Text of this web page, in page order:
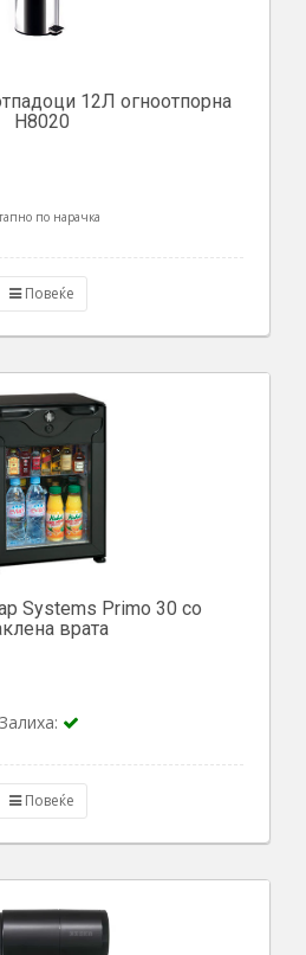
12Л огноотпорна
H8020
по нарачка
Повеќе
Systems Primo 30 со
врата
Залиха:
Повеќе